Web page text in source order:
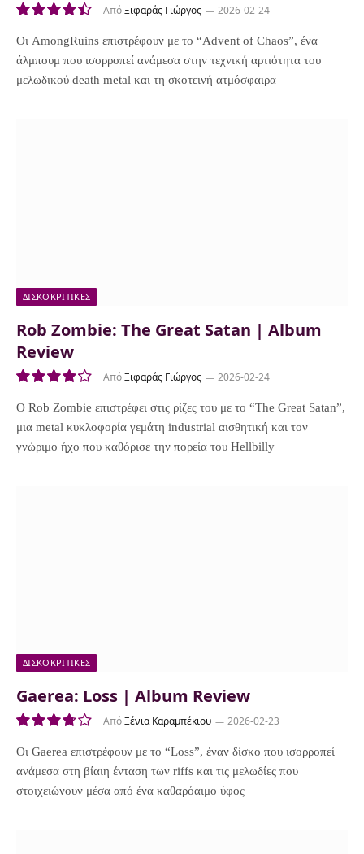
9.0
ΑπόΞιφαράς Γιώργος 2026-02-24
Οι AmongRuins επιστρέφουν με το “Advent of Chaos”, ένα
άλμπουμ που ισορροπεί ανάμεσα στην τεχνική αρτιότητα του
μελωδικού death metal και τη σκοτεινή ατμόσφαιρα
ΔΙΣΚΟΚΡΙΤΙΚΈΣ
Rob Zombie: The Great Satan | Album
Review
8.5
ΑπόΞιφαράς Γιώργος 2026-02-24
Ο Rob Zombie επιστρέφει στις ρίζες του με το “The Great Satan”,
μια metal κυκλοφορία γεμάτη industrial αισθητική και τον
γνώριμο ήχο που καθόρισε την πορεία του Hellbilly
ΔΙΣΚΟΚΡΙΤΙΚΈΣ
Gaerea: Loss | Album Review
7.5
ΑπόΞένια Καραμπέκιου 2026-02-23
Οι Gaerea επιστρέφουν με το “Loss”, έναν δίσκο που ισορροπεί
ανάμεσα στη βίαιη ένταση των riffs και τις μελωδίες που
στοιχειώνουν μέσα από ένα καθαρόαιμο ύφος